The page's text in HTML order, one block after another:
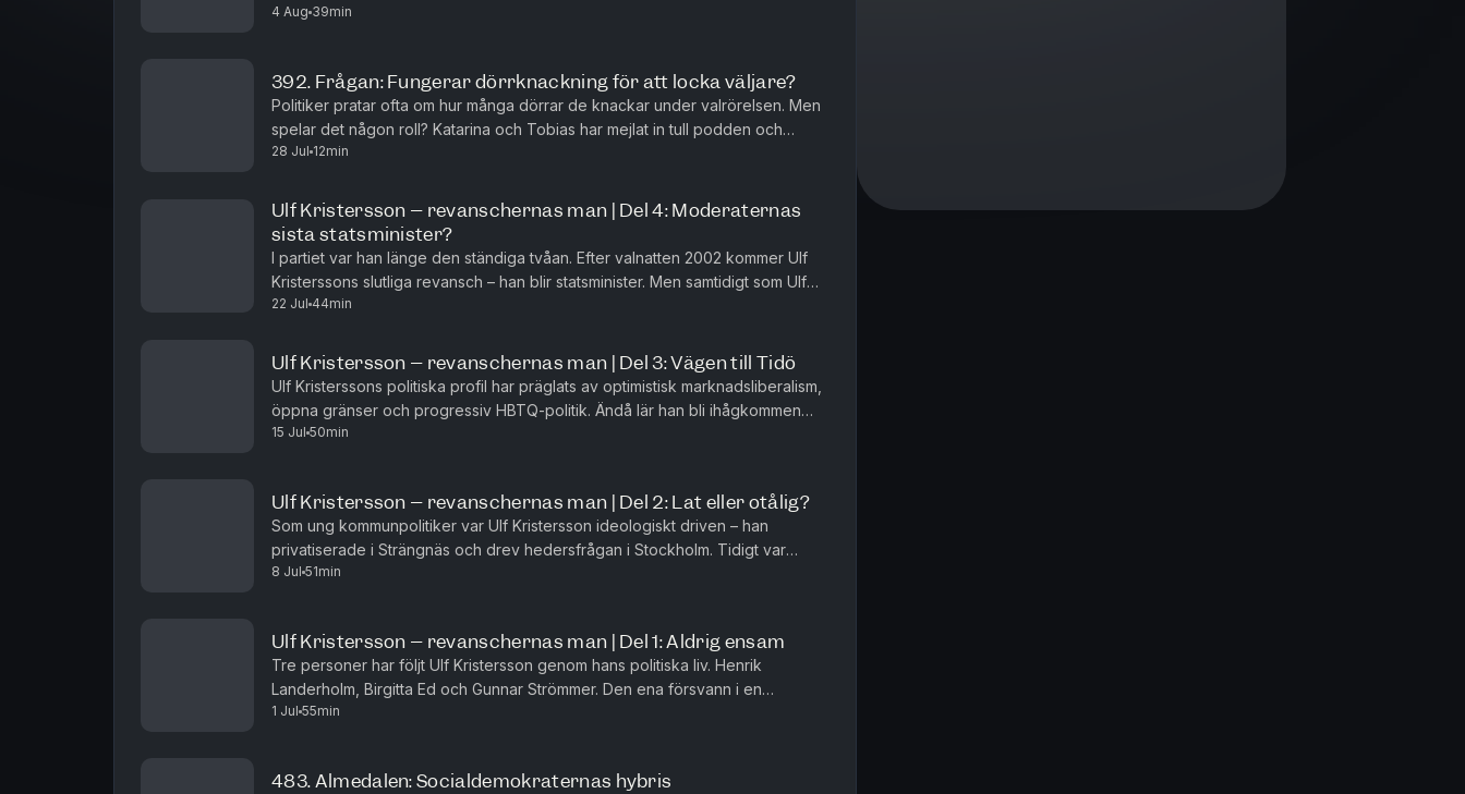
sidan skräms med finansminister Nooshi Dadgostar varnar den andr...
4 Aug 39min
392. Frågan: Fungerar dörrknackning för att locka väljare?
Politiker pratar ofta om hur många dörrar de knackar under valrörelsen. Men
spelar det någon roll? Katarina och Tobias har mejlat in tull podden och
undrar om dörrknackning verkligen kan spela någon a...
28 Jul 12min
Ulf Kristersson – revanschernas man | Del 4: Moderaternas
sista statsminister?
I partiet var han länge den ständiga tvåan. Efter valnatten 2002 kommer Ulf
Kristerssons slutliga revansch – han blir statsminister. Men samtidigt som Ulf
Kristersson vinner förlorar Moderaterna. I de...
22 Jul 44min
Ulf Kristersson – revanschernas man | Del 3: Vägen till Tidö
Ulf Kristerssons politiska profil har präglats av optimistisk marknadsliberalism,
öppna gränser och progressiv HBTQ-politik. Ändå lär han bli ihågkommen
som moderatledaren som släppte fram SD till mak...
15 Jul 50min
Ulf Kristersson – revanschernas man | Del 2: Lat eller otålig?
Som ung kommunpolitiker var Ulf Kristersson ideologiskt driven – han
privatiserade i Strängnäs och drev hedersfrågan i Stockholm. Tidigt var
också med om sin första politiska skandal – som fortsatt fö...
8 Jul 51min
Ulf Kristersson – revanschernas man | Del 1: Aldrig ensam
Tre personer har följt Ulf Kristersson genom hans politiska liv. Henrik
Landerholm, Birgitta Ed och Gunnar Strömmer. Den ena försvann i en
skandal, den andra beskrivs som en belastning och den tredje ...
1 Jul 55min
483. Almedalen: Socialdemokraternas hybris